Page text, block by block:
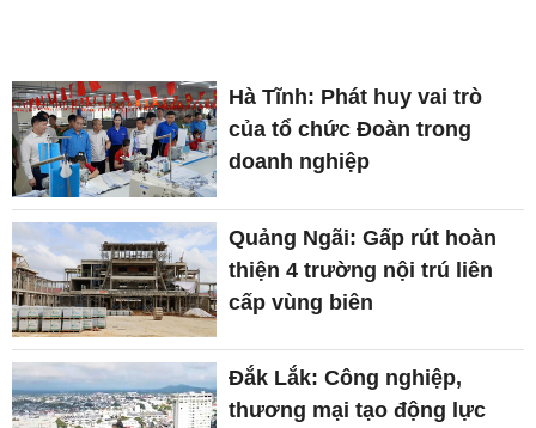
Hà Tĩnh: Phát huy vai trò
của tổ chức Đoàn trong
doanh nghiệp
Quảng Ngãi: Gấp rút hoàn
thiện 4 trường nội trú liên
cấp vùng biên
Đắk Lắk: Công nghiệp,
thương mại tạo động lực